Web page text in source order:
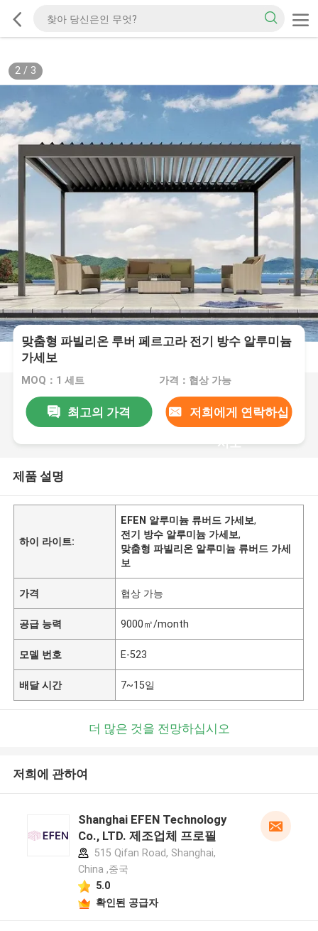
2/ 3
맞춤형 파빌리온 루버 페르고라 전기 방수 알루미늄
가세보
MOQ：1 세트 가격：협상 가능
최고의 가격 저희에게 연락하십
시오
제품 설명
하이 라이트:
EFEN 알루미늄 류버드 가세보,
전기 방수 알루미늄 가세보,
맞춤형 파빌리온 알루미늄 류버드 가세
보
가격 협상 가능
공급 능력 9000㎡/month
모델 번호 E-523
배달 시간 7~15일
더 많은 것을 전망하십시오
저희에 관하여
Shanghai EFEN Technology
Co., LTD. 제조업체 프로필
515 Qifan Road, Shanghai,
China ,중국
5.0
확인된 공급자